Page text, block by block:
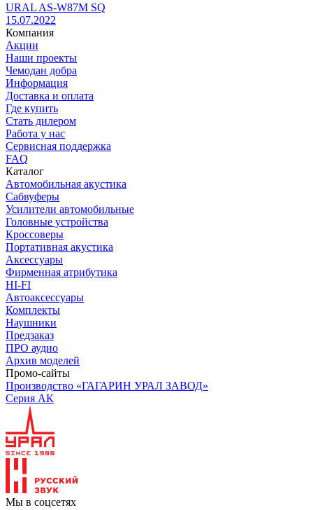
URAL AS-W87M SQ
15.07.2022
Компания
Акции
Наши проекты
Чемодан добра
Информация
Доставка и оплата
Где купить
Стать дилером
Работа у нас
Сервисная поддержка
FAQ
Каталог
Автомобильная акустика
Сабвуферы
Усилители автомобильные
Головные устройства
Кроссоверы
Портативная акустика
Аксессуары
Фирменная атрибутика
HI-FI
Автоаксессуары
Комплекты
Наушники
Предзаказ
ПРО аудио
Архив моделей
Промо-сайты
Производство «ГАГАРИН УРАЛ ЗАВОД»
Серия АК
Мы в соцсетях